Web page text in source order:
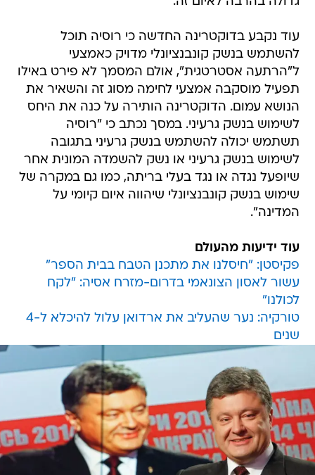
עוד נקבע בדוקטרינה החדשה כי רוסיה תוכל
להשתמש בנשק קונבנציונלי מדויק כאמצעי
ל"הרתעה אסטרטגית", אולם המסמך לא פירט באילו
תפעיל מוסקבה אמצעי לחימה מסוג זה והשאיר את
הנושא עמום. הדוקטרינה הותירה על כנה את היחס
לשימוש בנשק גרעיני. במסך נכתב כי "רוסיה
תשתמש יכולה להשתמש בנשק גרעיני בתגובה
לשימוש בנשק גרעיני או נשק להשמדה המונית אחר
שיופעל נגדה או נגד בעלי בריתה, כמו גם במקרה של
שימוש בנשק קונבנציונלי שיהווה איום קיומי על
המדינה".
עוד ידיעות מהעולם
פקיסטן: "חיסלנו את מתכנן הטבח בבית הספר"
עשור לאסון הצונאמי בדרום-מזרח אסיה: "לקח
לכולנו"
טורקיה: נער שהעליב את ארדואן עלול להיכלא ל-4
שנים